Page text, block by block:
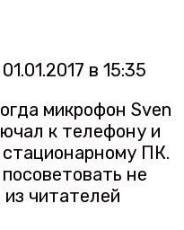
01.01.2017 в 15:35
микрофон Sven
к телефону и
стационарному ПК.
не
читателей